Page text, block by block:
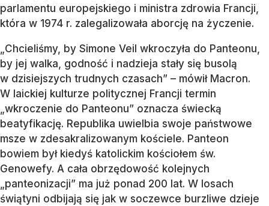
parlamentu europejskiego i ministra zdrowia Francji,
która w 1974 r. zalegalizowała aborcję na życzenie.
„Chcieliśmy, by Simone Veil wkroczyła do Panteonu,
by jej walka, godność i nadzieja stały się busolą
w dzisiejszych trudnych czasach” – mówił Macron.
W laickiej kulturze politycznej Francji termin
„wkroczenie do Panteonu” oznacza świecką
beatyfikację. Republika uwielbia swoje państwowe
msze w zdesakralizowanym kościele. Panteon
bowiem był kiedyś katolickim kościołem św.
Genowefy. A cała obrzędowość kolejnych
„panteonizacji” ma już ponad 200 lat. W losach
świątyni odbijają się jak w soczewce burzliwe dzieje